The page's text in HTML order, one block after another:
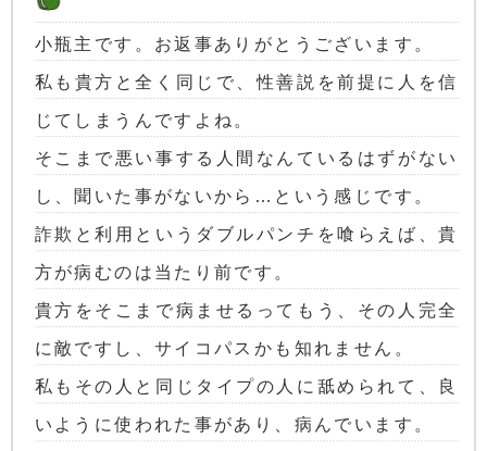
小瓶主です。お返事ありがとうございます。
私も貴方と全く同じで、性善説を前提に人を信
じてしまうんですよね。
そこまで悪い事する人間なんているはずがない
し、聞いた事がないから…という感じです。
詐欺と利用というダブルパンチを喰らえば、貴
方が病むのは当たり前です。
貴方をそこまで病ませるってもう、その人完全
に敵ですし、サイコパスかも知れません。
私もその人と同じタイプの人に舐められて、良
いように使われた事があり、病んでいます。